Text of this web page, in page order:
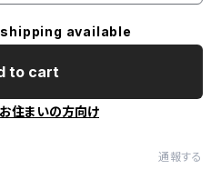
available
to cart
住まいの方向け
通報する